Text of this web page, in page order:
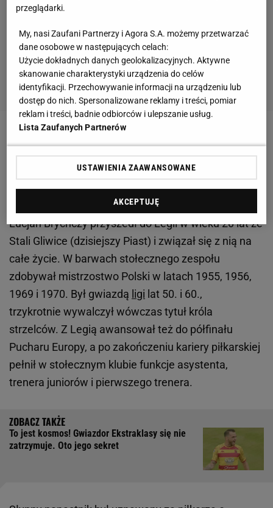
Yamala? Żelazny: On nie ma szans
Lucjan Brychczy nie żyje
Lucjan Brychczy przyszedł do Legii w wieku 20 lat ze
Stali Gliwice (dzisiejszy Piast) i związał się z nią na
całe życie. W barwach stołecznego zespołu
zdobywał mistrzostwo Polski w latach 1955, 1956,
1969 i 1970. Był gwiazdą ligi lat 50. i 60.,
trzykrotnie wywalczył wówczas tytuł króla
strzelców. Z Legią awansował też do półfinału
Pucharu Europy, a po zakończeniu kariery piłkarskiej
pełnił w stołecznym klubie funkcje asystenta,
trenera juniorów i pierwszego trenera.
To jest kosmos! Gwiazdor Ekstraklasy się nie
zatrzymuje. Oto jego sekret
przeglądarki.
My, nasi Zaufani Partnerzy i Agora S.A. możemy przetwarzać
dane osobowe w następujących celach:
Użycie dokładnych danych geolokalizacyjnych. Aktywne
skanowanie charakterystyki urządzenia do celów
identyfikacji. Przechowywanie informacji na urządzeniu lub
dostęp do nich. Spersonalizowane reklamy i treści, pomiar
reklam i treści, badnie odbiorców i ulepszanie usług.
Lista Zaufanych Partnerów
USTAWIENIA ZAAWANSOWANE
AKCEPTUJĘ